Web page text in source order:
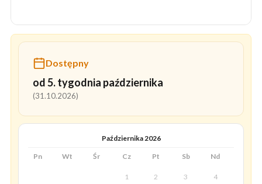
Dostępny
od 5. tygodnia października
(31.10.2026)
Października 2026
Pn Wt Śr Cz Pt Sb Nd
1 2 3 4